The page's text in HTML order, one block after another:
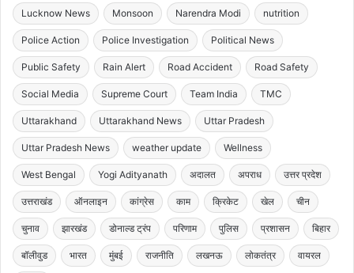
Lucknow News Monsoon Narendra Modi nutrition
Police Action Police Investigation Political News
Public Safety Rain Alert Road Accident Road Safety
Social Media Supreme Court Team India TMC
Uttarakhand Uttarakhand News Uttar Pradesh
Uttar Pradesh News weather update Wellness
West Bengal Yogi Adityanath अदालत अपराध उत्तर प्रदेश
उत्तराखंड ऑनलाइन कांग्रेस काम क्रिकेट खेल चीन
चुनाव झारखंड डोनाल्ड ट्रंप परिणाम पुलिस प्रशासन बिहार
बॉलीवुड भारत मुंबई राजनीति लखनऊ लोकतंत्र वायरल